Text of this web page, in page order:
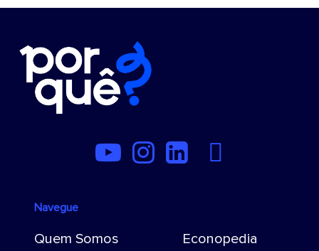
Navegue
Quem Somos
Econopedia